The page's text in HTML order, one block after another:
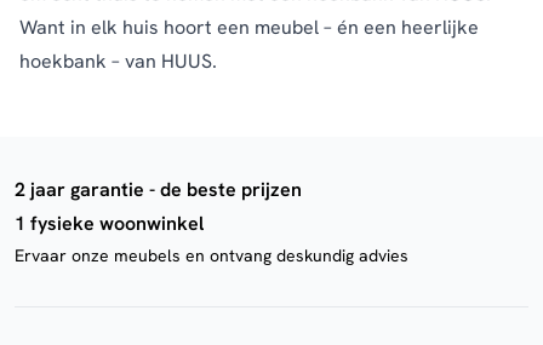
Want in elk huis hoort een meubel – én een heerlijke
hoekbank – van HUUS.
2 jaar garantie - de beste prijzen
1 fysieke woonwinkel
Ervaar onze meubels en ontvang deskundig advies